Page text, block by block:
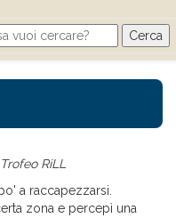
form
RiLL
a raccapezzarsi.
zona e percepì una